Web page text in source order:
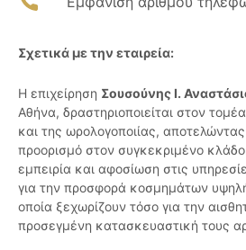
Σχετικά με την εταιρεία:
Η επιχείρηση Σουσούνης Ι.
Αθήνα, δραστηριοποιείται στον
και της ωρολογοποιίας,
προορισμό στον συγκεκριμένο
εμπειρία και αφοσίωση στις
για την προσφορά κοσμημάτων
οποία ξεχωρίζουν τόσο για την
προσεγμένη κατασκευαστική τους